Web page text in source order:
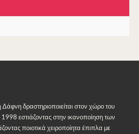
Δάφνη δραστηριοποιείται στον χώρο του
εστιάζοντας στην ικανοποίηση των
ποιοτικά χειροποίητα έπιπλα με